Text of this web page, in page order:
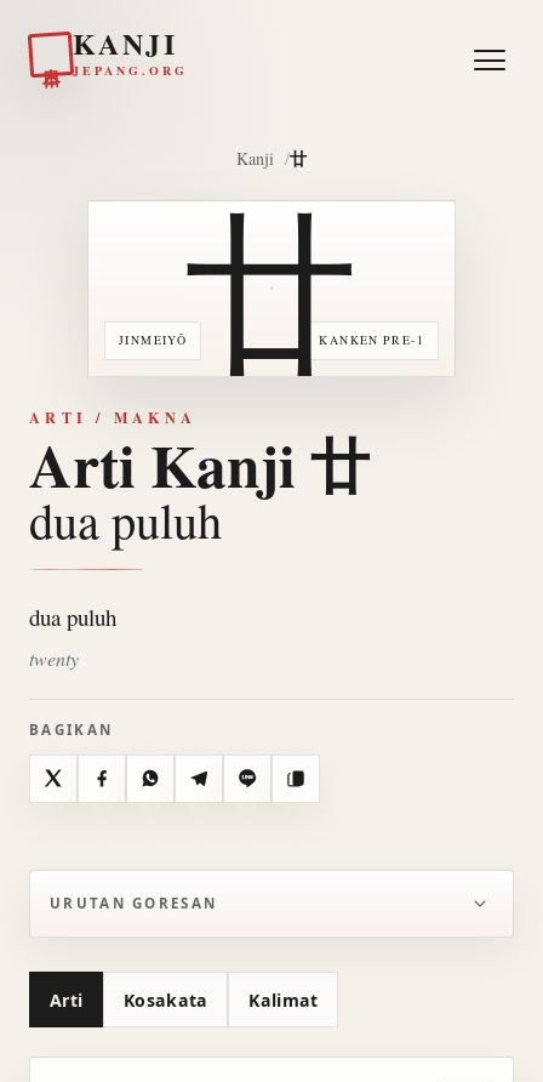
KANJI
JEPANG.ORG
Kanji 廿
JINMEIYŌ KANKEN PRE-1
廿
ARTI / MAKNA
Arti Kanji 廿
dua puluh
dua puluh
twenty
BAGIKAN
X FacebookWhatsAppTelegramLine Salin
URUTAN GORESAN
Arti Kosakata Kalimat